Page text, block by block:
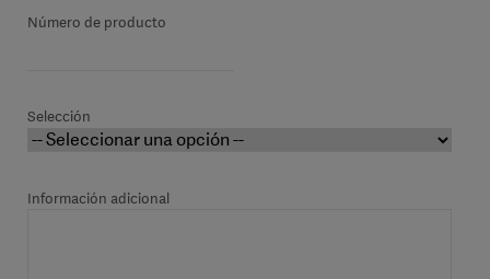
Número de producto
Selección
Información adicional